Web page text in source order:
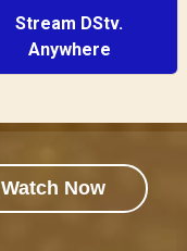
Stream DStv.
Anywhere
Watch Now